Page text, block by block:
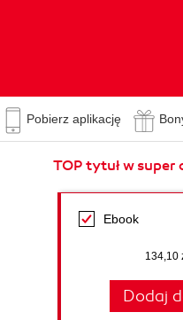
Pobierz aplikację
TOP tytuł w
Ebook
134,10
Dodaj